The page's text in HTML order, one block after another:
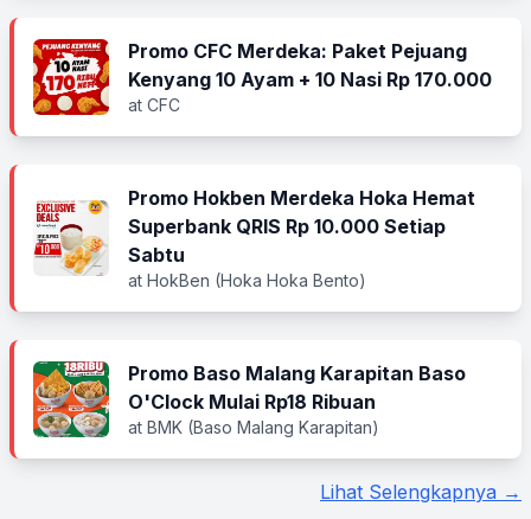
Promo CFC Merdeka: Paket Pejuang
Kenyang 10 Ayam + 10 Nasi Rp 170.000
at CFC
Promo Hokben Merdeka Hoka Hemat
Superbank QRIS Rp 10.000 Setiap
Sabtu
at HokBen (Hoka Hoka Bento)
Promo Baso Malang Karapitan Baso
O'Clock Mulai Rp18 Ribuan
at BMK (Baso Malang Karapitan)
Lihat Selengkapnya →